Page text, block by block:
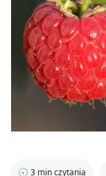
🕣 3 min czytania